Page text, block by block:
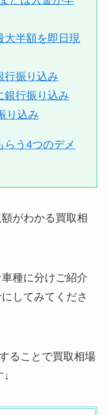
大半額を即日現
行振り込み
銀行振り込み
り込み
らう4つのデメ
がわかる買取相
種に分けご紹介
してみてくださ
ることで買取相場
↓